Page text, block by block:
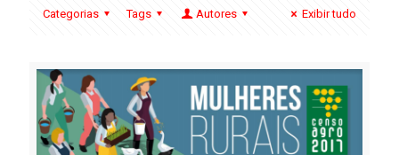
Categorias Tags Autores Exibir tudo